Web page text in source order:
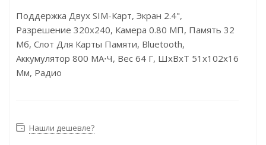
Поддержка Двух SIM-Карт, Экран 2.4",
Разрешение 320x240, Камера 0.80 МП, Память 32
Мб, Слот Для Карты Памяти, Bluetooth,
Аккумулятор 800 МА⋅ч, Вес 64 Г, ШxВxТ 51x102x16
Мм, Радио
Нашли дешевле?